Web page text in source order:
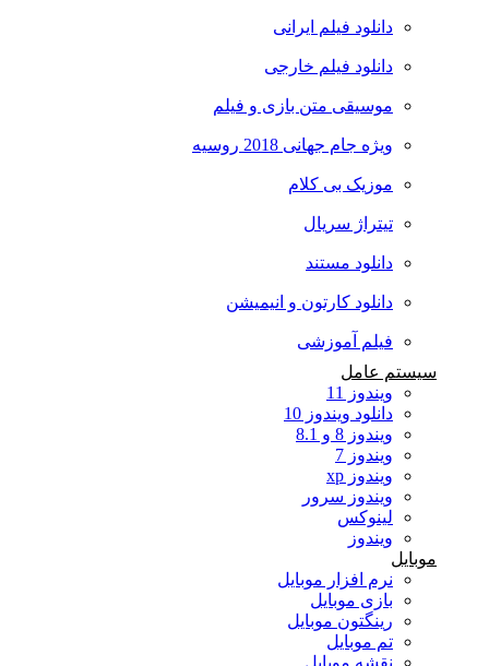
دانلود فیلم ایرانی
دانلود فیلم خارجی
موسیقی متن بازی و فیلم
ویژه جام جهانی 2018 روسیه
موزیک بی کلام
تیتراژ سریال
دانلود مستند
دانلود کارتون و انیمیشن
فیلم آموزشی
سیستم عامل
ویندوز 11
دانلود ویندوز 10
ویندوز 8 و 8.1
ویندوز 7
ویندوز xp
ویندوز سرور
لینوکس
ویندوز
نرم افزار موبایل
بازی موبایل
رینگتون موبایل
تم موبایل
نقشه موبایل